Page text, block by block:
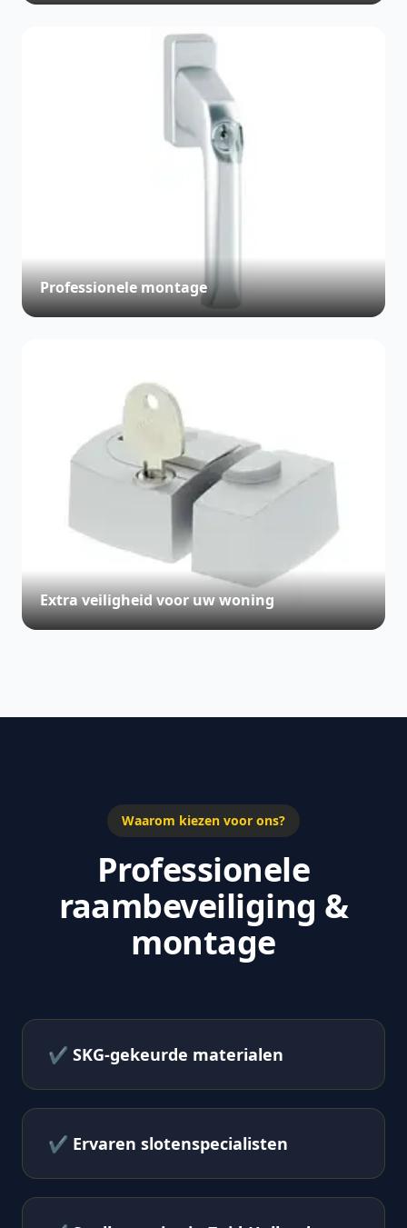
Professionele montage
Extra veiligheid voor uw woning
Waarom kiezen voor ons?
Professionele
raambeveiliging &
montage
✔ SKG-gekeurde materialen
✔ Ervaren slotenspecialisten